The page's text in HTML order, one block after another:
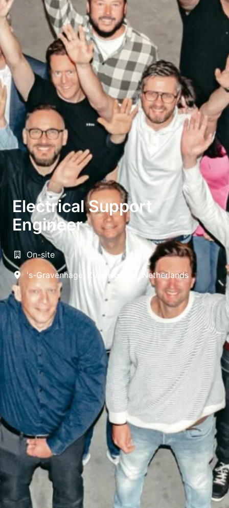
Electrical Support
Engineer
On-site
's-Gravenhage
Zuid-Holland Netherlands